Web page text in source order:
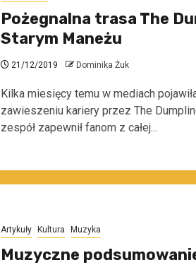
Pożegnalna trasa The
Starym Maneżu
21/12/2019 Dominika Żuk
Kilka miesięcy temu w mediach
zawieszeniu kariery przez The
zespół zapewnił fanom z całej...
Artykuły Kultura Muzyka
Muzyczne